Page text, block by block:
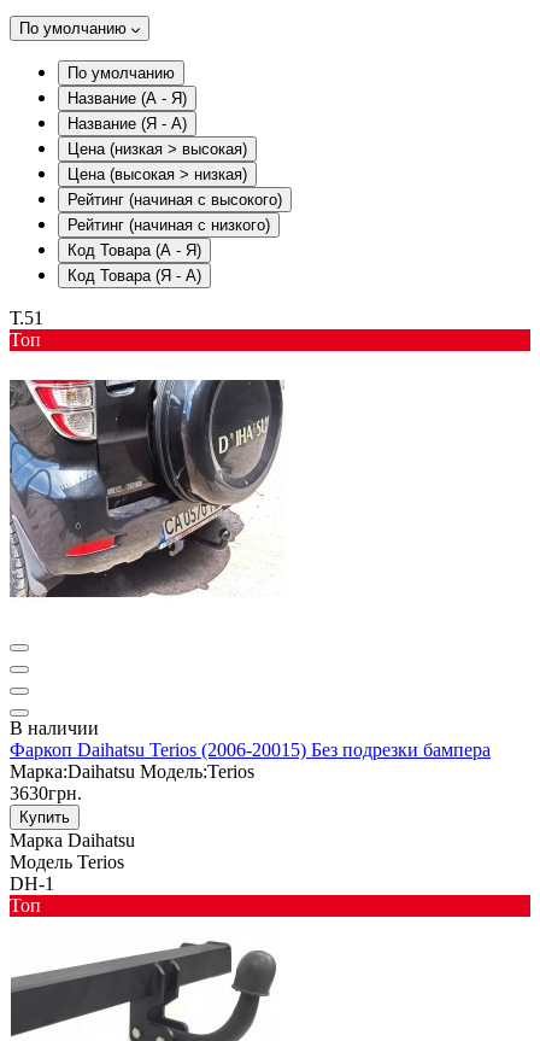
По умолчанию
По умолчанию
Название (А - Я)
Название (Я - А)
Цена (низкая > высокая)
Цена (высокая > низкая)
Рейтинг (начиная с высокого)
Рейтинг (начиная с низкого)
Код Товара (А - Я)
Код Товара (Я - А)
Т.51
Toп
В наличии
Фаркоп Daihatsu Terios (2006-20015) Без подрезки бампера
Марка:Daihatsu Модель:Terios
3630грн.
Купить
Марка Daihatsu
Модель Terios
DH-1
Toп